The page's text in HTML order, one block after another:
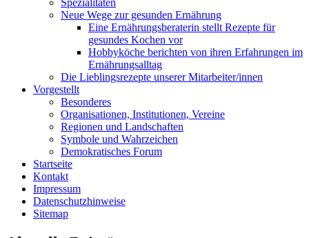
Neue Wege zur gesunden Ernährung
Eine Ernährungsberaterin stellt Rezepte für
gesundes Kochen vor
Hobbyköche berichten von ihren Erfahrungen im
Ernährungsalltag
Die Lieblingsrezepte unserer Mitarbeiter/innen
Vorgestellt
Besonderes
Organisationen, Institutionen, Vereine
Regionen und Landschaften
Symbole und Wahrzeichen
Demokratisches Forum
Startseite
Kontakt
Impressum
Datenschutzhinweise
Sitemap